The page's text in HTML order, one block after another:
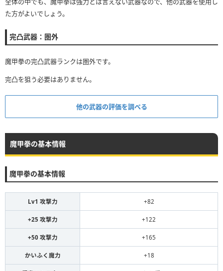
た方がよいでしょう。
完凸武器：圏外
魔甲拳の完凸武器ランクは圏外です。
完凸を狙う必要はありません。
他の武器の評価を調べる
魔甲拳の基本情報
魔甲拳の基本情報
Lv1 攻撃力 +82
+25 攻撃力 +122
+50 攻撃力 +165
かいふく魔力 +18